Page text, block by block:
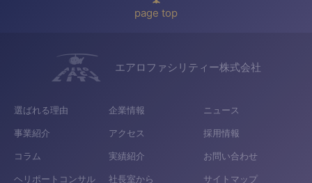
page top
エアロファシリティー株式会社
選ばれる理由 企業情報 ニュース
事業紹介 アクセス 採用情報
コラム 実績紹介 お問い合わせ
ヘリポートコンサル 社長室から サイトマップ